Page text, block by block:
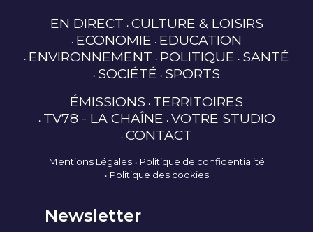
EN DIRECT CULTURE & LOISIRS
ECONOMIE EDUCATION
ENVIRONNEMENT POLITIQUE SANTÉ
SOCIÉTÉ SPORTS
ÉMISSIONS TERRITOIRES
TV78 - LA CHAÎNE VOTRE STUDIO
CONTACT
Mentions Légales
Politique de confidentialité
Politique des cookies
Newsletter